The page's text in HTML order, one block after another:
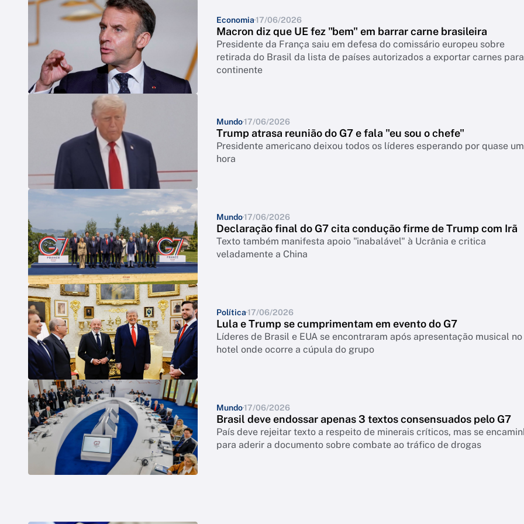
Economia17/06/2026
Macron diz que UE fez "bem" em barrar carne brasileira
Presidente da França saiu em defesa do comissário europeu sobre
retirada do Brasil da lista de países autorizados a exportar carnes
continente
Mundo17/06/2026
Trump atrasa reunião do G7 e fala "eu sou o chefe"
Presidente americano deixou todos os líderes esperando por quase
hora
Mundo17/06/2026
Declaração final do G7 cita condução firme de Trump com Irã
Texto também manifesta apoio "inabalável" à Ucrânia e critica
veladamente a China
Política17/06/2026
Lula e Trump se cumprimentam em evento do G7
Líderes de Brasil e EUA se encontraram após apresentação musical no
hotel onde ocorre a cúpula do grupo
Mundo17/06/2026
Brasil deve endossar apenas 3 textos consensuados pelo G7
País deve rejeitar texto a respeito de minerais críticos, mas se
para aderir a documento sobre combate ao tráfico de drogas